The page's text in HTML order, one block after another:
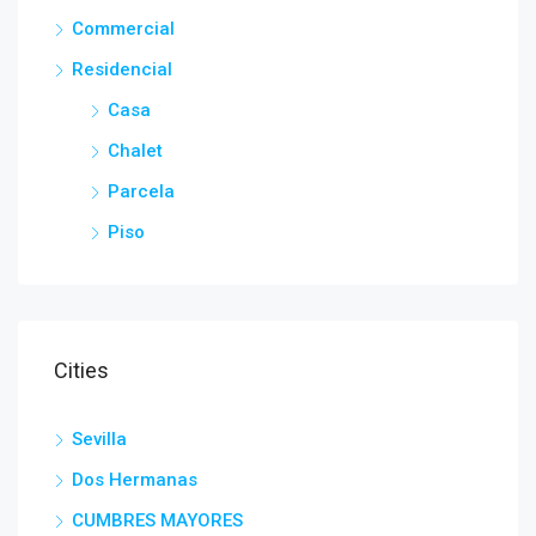
Commercial
Residencial
Casa
Chalet
Parcela
Piso
Cities
Sevilla
Dos Hermanas
CUMBRES MAYORES